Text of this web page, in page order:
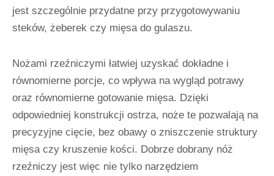
jest szczególnie przydatne przy przygotowywaniu
steków, żeberek czy mięsa do gulaszu.
Nożami rzeźniczymi łatwiej uzyskać dokładne i
równomierne porcje, co wpływa na wygląd potrawy
oraz równomierne gotowanie mięsa. Dzięki
odpowiedniej konstrukcji ostrza, noże te pozwalają na
precyzyjne cięcie, bez obawy o zniszczenie struktury
mięsa czy kruszenie kości. Dobrze dobrany nóż
rzeźniczy jest więc nie tylko narzędziem